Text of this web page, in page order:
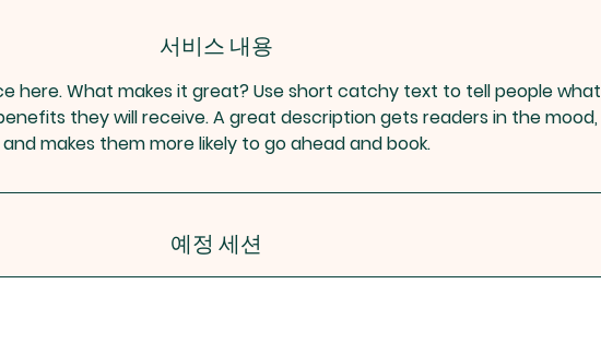
서비스 내용
here. What makes it great? Use short catchy text to tell people what
they will receive. A great description gets readers in the mood,
and makes them more likely to go ahead and book.
예정 세션